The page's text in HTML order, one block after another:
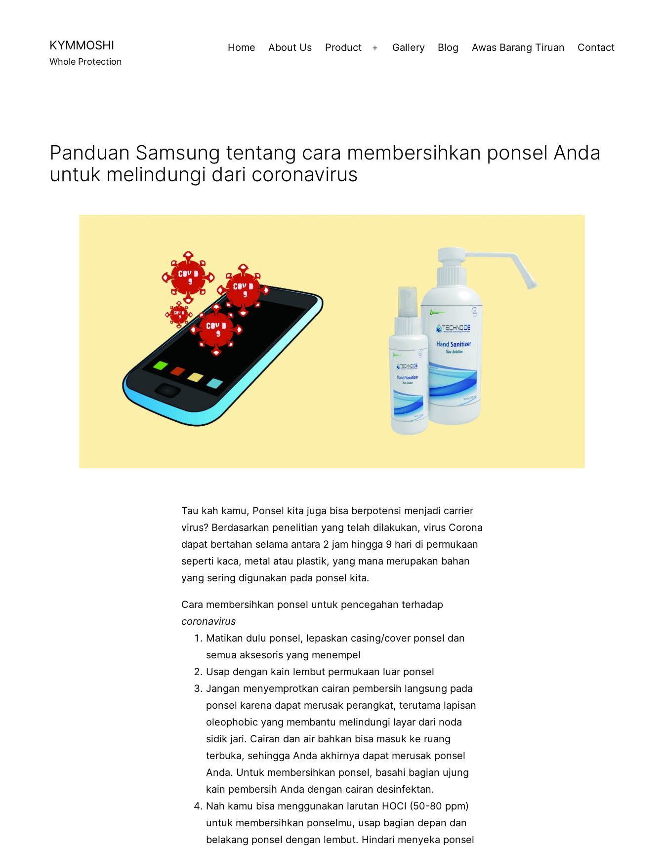
KYMMOSHI
Whole Protection
Home About Us Product Gallery Blog Awas Barang Tiruan Contact
Panduan Samsung tentang cara membersihkan ponsel Anda
untuk melindungi dari coronavirus
Tau kah kamu, Ponsel kita juga bisa berpotensi menjadi carrier
virus? Berdasarkan penelitian yang telah dilakukan, virus Corona
dapat bertahan selama antara 2 jam hingga 9 hari di permukaan
seperti kaca, metal atau plastik, yang mana merupakan bahan
yang sering digunakan pada ponsel kita.
Cara membersihkan ponsel untuk pencegahan terhadap
coronavirus
Matikan dulu ponsel, lepaskan casing/cover ponsel dan
semua aksesoris yang menempel
Usap dengan kain lembut permukaan luar ponsel
Jangan menyemprotkan cairan pembersih langsung pada
ponsel karena dapat merusak perangkat, terutama lapisan
oleophobic yang membantu melindungi layar dari noda
sidik jari. Cairan dan air bahkan bisa masuk ke ruang
terbuka, sehingga Anda akhirnya dapat merusak ponsel
Anda. Untuk membersihkan ponsel, basahi bagian ujung
kain pembersih Anda dengan cairan desinfektan.
Nah kamu bisa menggunakan larutan HOCl (50-80 ppm)
untuk membersihkan ponselmu, usap bagian depan dan
belakang ponsel dengan lembut. Hindari menyeka ponsel